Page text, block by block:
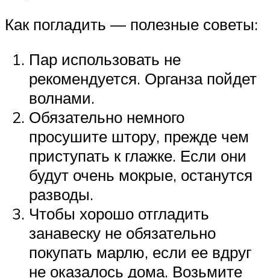
Как погладить — полезные советы:
Пар использовать не
рекомендуется. Органза пойдет
волнами.
Обязательно немного
просушите штору, прежде чем
приступать к глажке. Если они
будут очень мокрые, останутся
разводы.
Чтобы хорошо отгладить
занавеску не обязательно
покупать марлю, если ее вдруг
не оказалось дома. Возьмите